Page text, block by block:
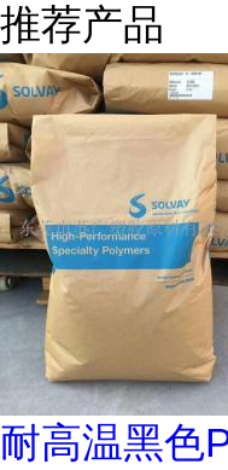
推荐产品
耐高温黑色